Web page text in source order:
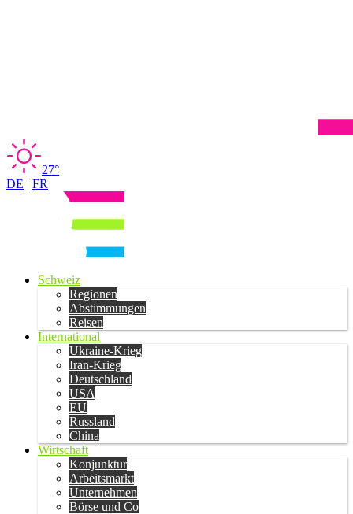
27°
DE | FR
Schweiz
Regionen
Abstimmungen
Reisen
International
Ukraine-Krieg
Iran-Krieg
Deutschland
USA
EU
Russland
China
Wirtschaft
Konjunktur
Arbeitsmarkt
Unternehmen
Börse und Co